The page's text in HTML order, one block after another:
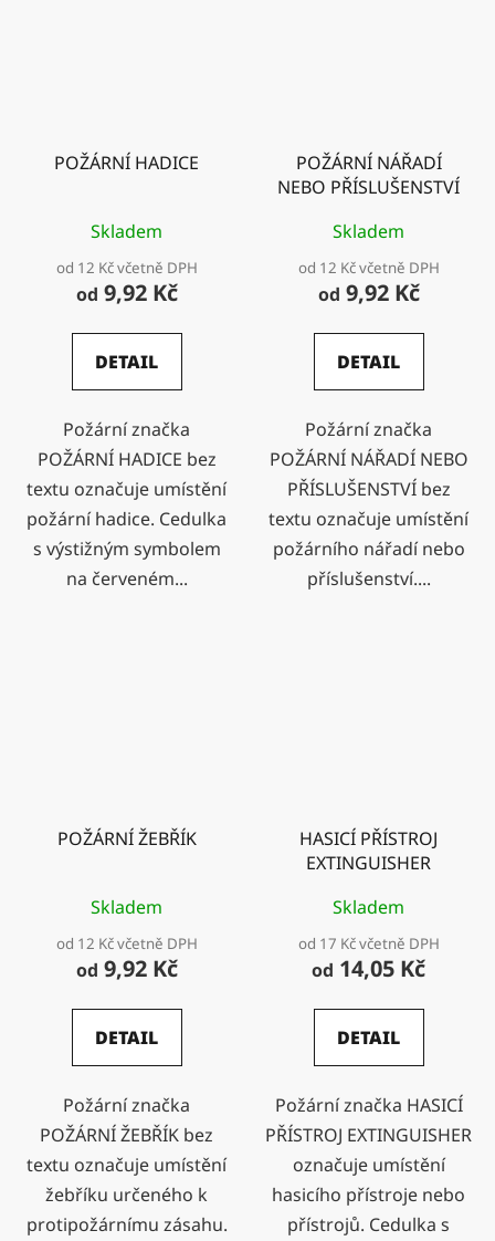
POŽÁRNÍ HADICE
Skladem
od 12 Kč včetně DPH
od 9,92 Kč
DETAIL
Požární značka
POŽÁRNÍ HADICE bez
textu označuje umístění
požární hadice. Cedulka
s výstižným symbolem
na červeném...
POŽÁRNÍ NÁŘADÍ
NEBO PŘÍSLUŠENSTVÍ
Skladem
od 12 Kč včetně DPH
od 9,92 Kč
DETAIL
Požární značka
POŽÁRNÍ NÁŘADÍ NEBO
PŘÍSLUŠENSTVÍ bez
textu označuje umístění
požárního nářadí nebo
příslušenství....
POŽÁRNÍ ŽEBŘÍK
Skladem
od 12 Kč včetně DPH
od 9,92 Kč
DETAIL
Požární značka
POŽÁRNÍ ŽEBŘÍK bez
textu označuje umístění
žebříku určeného k
protipožárnímu zásahu.
HASICÍ PŘÍSTROJ
EXTINGUISHER
Skladem
od 17 Kč včetně DPH
od 14,05 Kč
DETAIL
Požární značka HASICÍ
PŘÍSTROJ EXTINGUISHER
označuje umístění
hasicího přístroje nebo
přístrojů. Cedulka s